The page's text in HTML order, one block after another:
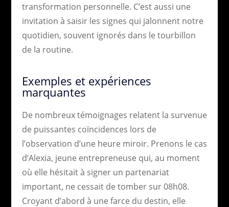
transformation personnelle. C’est aussi une
invitation à saisir les signes qui jalonnent notre
quotidien, souvent ignorés dans le tourbillon
de la routine.
Exemples et expériences
marquantes
De nombreux témoignages relatent la survenue
de puissantes coïncidences lors de
l’observation d’une heure miroir. Prenons le cas
d’Alexia, jeune entrepreneuse qui, au moment
où elle hésitait à signer un partenariat
important, ne cessait de tomber sur 08h08.
Croyant d’abord à une farce du destin, elle